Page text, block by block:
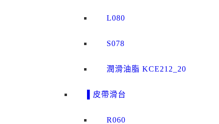
L080
S078
潤滑油脂 KCE212_20
▌皮帶滑台
R060